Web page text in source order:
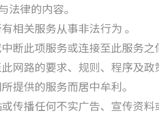
法律的内容。
相关服务从事非法行为 。
断此项服务或连接至此服务之
网路的要求、规则、程序及政
提供的服务而居中牟利。
传播任何不实广告、宣传资料